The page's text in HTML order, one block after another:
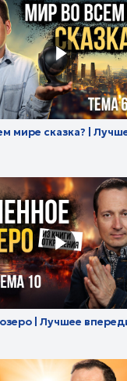
сказка? | Лучшее
Лучшее впереди